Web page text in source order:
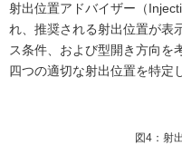
射出位置アドバイザー（
れ、推奨される射出位置が表
ス条件、および型開き方向を
四つの適切な射出位置を特定
図4：射